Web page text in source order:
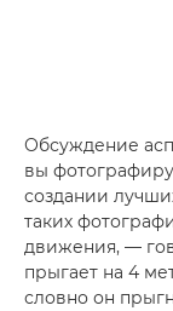
Обсуждение
вы
создании
таких
движения, —
прыгает на 4
словно он